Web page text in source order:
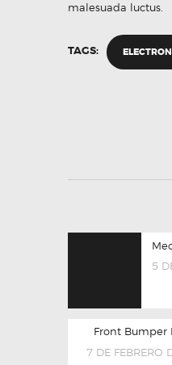
malesuada luctus.
TAGS:
5
Front Bumper
7 DE FEBRERO